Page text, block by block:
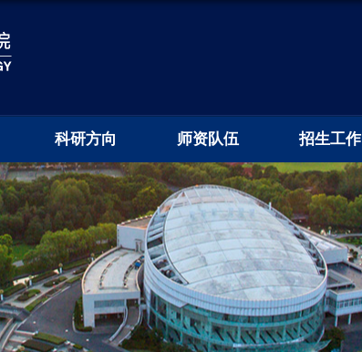
科研方向 师资队伍 招生工作